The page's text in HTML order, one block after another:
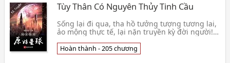
Tùy Thân Có Nguyên Thủy Tinh Cầu
Sống lại đi qua, tha hồ tưởng tượng tương lai,
ảo mộng thực tế, lại nặn truyền kỳ đời người!
Thủy 👦 Thanh Long Tại Đông
Hoàn thành - 205 chương